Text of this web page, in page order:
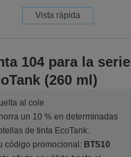
Vista rápida
104 para la serie
(260 ml)
al cole
un 10 % en determinadas
de tinta EcoTank.
código promocional: BTS10